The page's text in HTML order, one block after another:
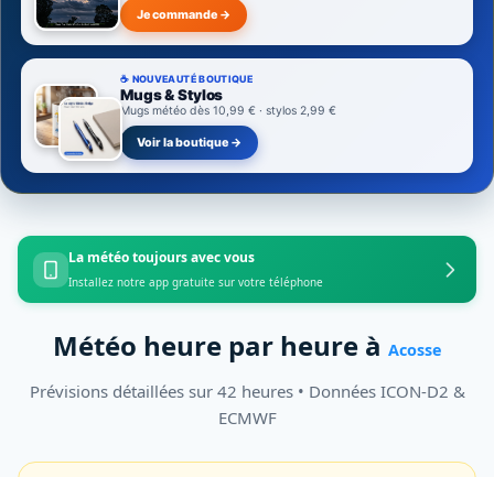
Je commande →
☕ NOUVEAUTÉ BOUTIQUE
Mugs & Stylos
Mugs météo dès 10,99 € · stylos 2,99 €
Voir la boutique →
La météo toujours avec vous
Installez notre app gratuite sur votre téléphone
Météo heure par heure à Acosse
Prévisions détaillées sur 42 heures • Données ICON-D2 &
ECMWF